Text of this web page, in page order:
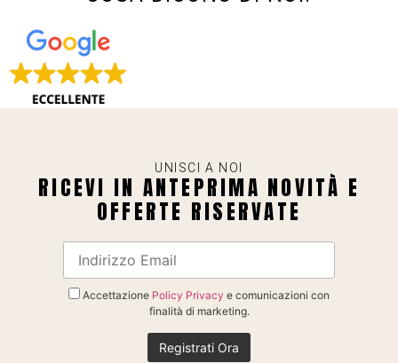
UNISCI A NOI
RICEVI IN ANTEPRIMA NOVITÀ E
OFFERTE RISERVATE
Accettazione Policy Privacy e comunicazioni con
finalità di marketing.